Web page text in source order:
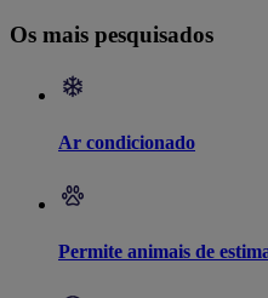
Os mais pesquisados
Ar condicionado
Permite animais de